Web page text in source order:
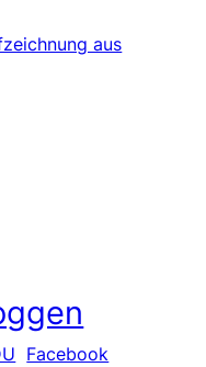
aus
Facebook